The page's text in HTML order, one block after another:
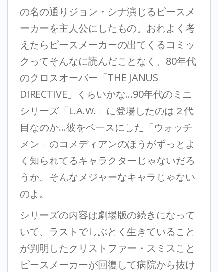
の名の通りジョン・シナ演じるピースメ
ーカーを主人公にしたもの。おれよく考
えたらピースメーカーの出てくるコミッ
クってそんなに読んだことなく、80年代
のクロスオーバー「THE JANUS
DIRECTIVE」くらいかな…90年代のミニ
シリーズ「L.A.W.」に登場したのは２代
目なのか…彼をベースにした「ウォッチ
メン」のコメディアンのほうがずっとよ
く知られてるキャラクターじゃないだろ
うか。そんなメジャーなキャラじゃない
のよ。
シリーズの内容は劇場版の続きになって
いて、ラストでしぶとく生きていること
が判明したクリストファー・スミスこと
ピースメーカーが回復して病院から抜け